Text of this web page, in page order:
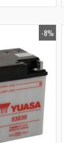
-8%